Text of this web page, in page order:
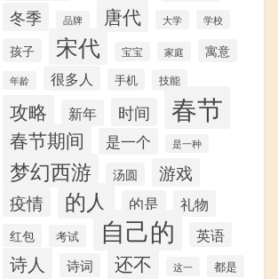
冬季 品牌 唐代 大学 学校
孩子 宋代 宝宝 家庭 寓意
年龄 很多人 手机 技能
攻略 新年 时间 春节
春节期间 是一个 是一种
梦幻西游 汤圆 游戏
疫情 的人 的是 礼物
红包 考试 自己的 英语
诗人 诗词 还不 这一 都是